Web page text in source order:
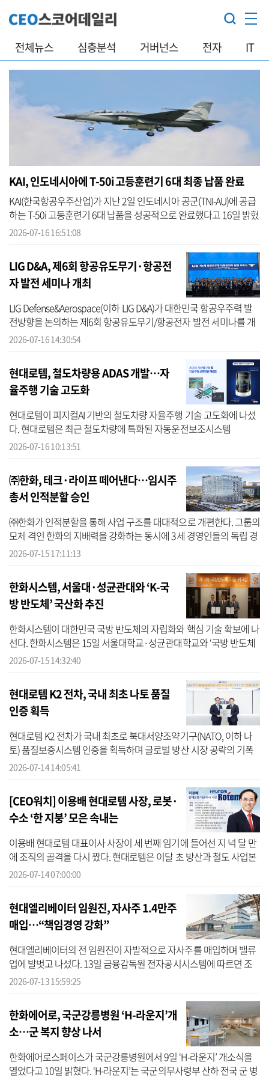
전체뉴스 심층분석 거버넌스 전자 IT
KAI, 인도네시아에 T-50i 고등훈련기 6대 최종 납품 완료
KAI(한국항공우주산업)가 지난 2일 인도네시아 공군(TNI-AU)에 공급
하는 T-50i 고등훈련기 6대 납품을 성공적으로 완료했다고 16일 밝혔
다. 2021년 7월 계약된 T-50i 추가 수출 사업은 올해 2월 납품을 시작
2026-07-16 16:51:08
LIG D&A, 제6회 항공유도무기·항공전
자 발전 세미나 개최
LIG Defense&Aerospace(이하 LIG D&A)가 대한민국 항공우주력 발
전방향을 논의하는 제6회 항공유도무기/항공전자 발전 세미나를 개
최했다고 16일 밝혔다. 2018년부터 시작한 ‘항공유도무기/항공전자
2026-07-16 14:30:54
현대로템, 철도차량용 ADAS 개발…자
율주행 기술 고도화
현대로템이 피지컬AI 기반의 철도차량 자율주행 기술 고도화에 나섰
다. 현대로템은 최근 철도차량에 특화된 자동운전보조시스템
(ADAS·Autonomous Driving Assistance System)을 개발 완료했다고
2026-07-16 10:13:51
㈜한화, 테크·라이프 떼어낸다…임시주
총서 인적분할 승인
㈜한화가 인적분할을 통해 사업 구조를 대대적으로 개편한다. 그룹의
모체 격인 한화의 지배력을 강화하는 동시에 3세 경영인들의 독립 경
영 체제를 공고히 하려는 포석으로 풀이된다. 한화는 15일 임시 주주
2026-07-15 17:11:13
한화시스템, 서울대·성균관대와 ‘K-국
방 반도체’ 국산화 추진
한화시스템이 대한민국 국방 반도체의 자립화와 핵심 기술 확보에 나
선다. 한화시스템은 15일 서울대학교·성균관대학교와 ‘국방 반도체
기술 워크숍’을 개최하고, 레이다, 탐색기, SAR 위성 및 위성·전술통
2026-07-15 14:32:40
현대로템 K2 전차, 국내 최초 나토 품질
인증 획득
현대로템 K2 전차가 국내 최초로 북대서양조약기구(NATO, 이하 나
토) 품질보증시스템 인증을 획득하며 글로벌 방산 시장 공략의 기폭
제를 마련했다. 현대로템은 지난 13일 의왕 본사에서 국방기술품질
2026-07-14 14:05:41
[CEO워치] 이용배 현대로템 사장, 로봇·
수소 ‘한 지붕’ 모은 속내는
이용배 현대로템 대표이사 사장이 세 번째 임기에 들어선 지 넉 달 만
에 조직의 골격을 다시 짰다. 현대로템은 이달 초 방산과 철도 사업본
부의 명칭과 체계를 바꾸고, 여러 부문에 흩어져 있던 로봇·수소 조
2026-07-14 07:00:00
현대엘리베이터 임원진, 자사주 1.4만주
매입…“책임경영 강화”
현대엘리베이터의 전 임원진이 자발적으로 자사주를 매입하며 밸류
업에 발벗고 나섰다. 13일 금융감독원 전자공시시스템에 따르면 조
재천 대표를 비롯한 30여명의 임원진 전원이 약 1만4500주의 자사주
2026-07-13 15:59:25
한화에어로, 국군강릉병원 ‘H-라운지’개
소…군 복지 향상 나서
한화에어로스페이스가 국군강릉병원에서 9일 ‘H-라운지’ 개소식을
열었다고 10일 밝혔다. ‘H-라운지’는 국군의무사령부 산하 전국 군 병